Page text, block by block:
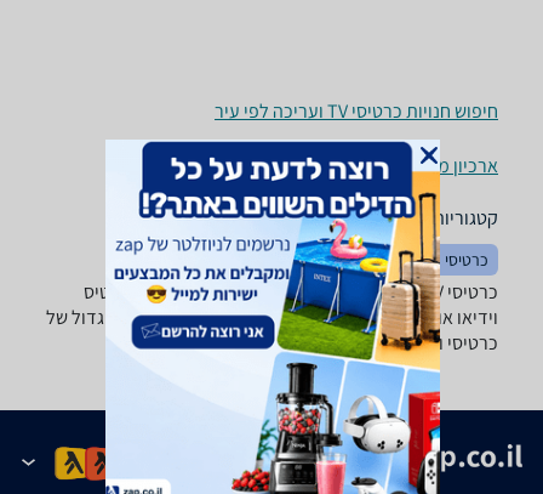
חיפוש חנויות כרטיסי TV ועריכה לפי עיר
ארכיון מוצרים
קטגוריות משלימות
כרטיסי רשת כרטיסי קול כרטיסי USB
כרטיסי TV ועריכה - ‏EasyCap ‏לכידת וידאו זקוקים לכרטיס
וידיאו או טלויזיה? ב-zap השוואת מחירים תמצאו מבחר גדול של
כרטיסי וידיאו וטלויזיה של מיטב היצרנים.